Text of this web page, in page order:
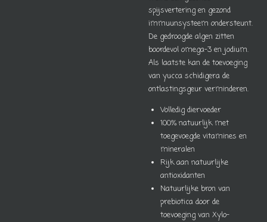
spijsvertering en gezond
immuunsysteem ondersteunt.
De gedroogde algen zitten
boordevol omega-3 en jodium.
Als laatste kan de toevoeging
van yucca schidigera de
ontlastingsgeur verminderen.
Volledig diervoeder
100% natuurlijk met
toegevoegde vitamines en
mineralen
Rijk aan natuurlijke
antioxidanten
Natuurlijke bron van
prebiotica door de
toevoeging van Xylo-